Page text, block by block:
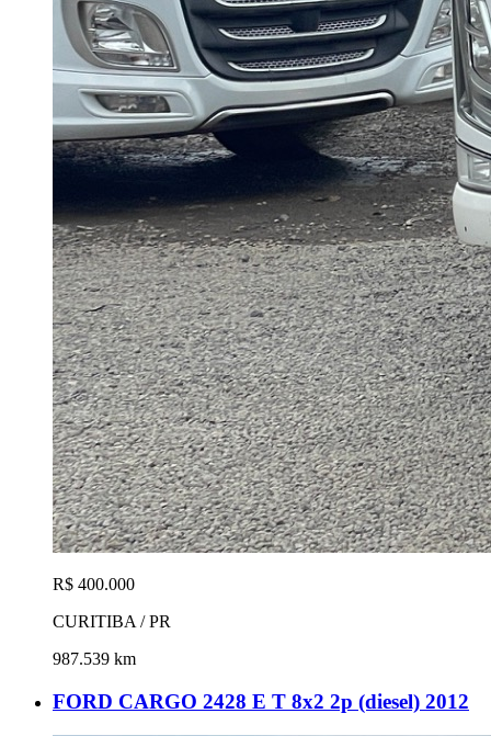
R$ 400.000
CURITIBA / PR
987.539 km
FORD CARGO 2428 E T 8x2 2p (diesel) 2012